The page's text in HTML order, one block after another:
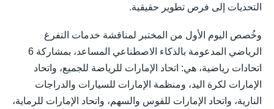
التحديات إلى فرص تطوير حقيقية.
وخُصص اليوم الأول من المختبر لمناقشة خدمات التفرغ
الرياضي المدعومة بالذكاء الاصطناعي المساعد، بمشاركة 6
اتحادات رياضية، هي: اتحاد الإمارات للرياضة للجميع، واتحاد
الإمارات لكرة اليد، ومنظمة الإمارات للسيارات والدراجات
النارية، واتحاد الإمارات للقوس والسهم، واتحاد الإمارات للرماية،